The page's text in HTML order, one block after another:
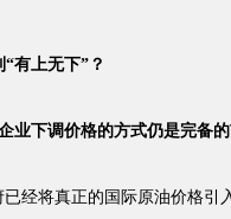
有上无下”？
下调价格的方式仍是完备的
将真正的国际原油价格引